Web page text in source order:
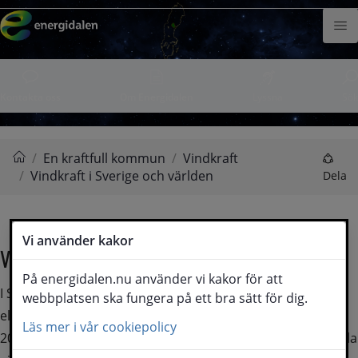
Hoppa till innehåll
Energidalen
/ En kraftfull kommun / Vindkraft
/ Vindkraft i Sverige och världen Dela
Vindkraft i Sverige och världen
I Sverige står vindkraften för cirka 16 % av Sveriges totala
elproduktion.
2021 producerades 27,4 TWh vilket vi kan jämföra med hela
Vi använder kakor
På energidalen.nu använder vi kakor för att
webbplatsen ska fungera på ett bra sätt för dig.
Läs mer i vår cookiepolicy